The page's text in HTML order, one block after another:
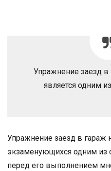
Упражнение заезд
является одним
Упражнение заезд в гараж
экзаменующихся одним из
перед его выполнением